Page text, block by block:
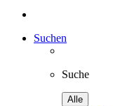
Suchen
Suche
Alle